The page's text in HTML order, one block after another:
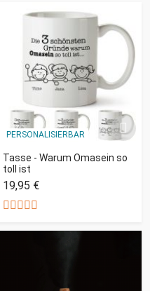
PERSONALISIERBAR
Tasse - Warum Omasein so
toll ist
19,95 €